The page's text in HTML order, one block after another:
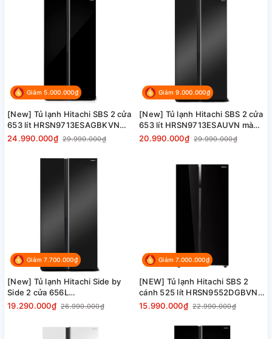
Giảm 5.000.000₫
[New] Tủ lạnh Hitachi SBS 2 cửa
653 lít HRSN9713ESAGBKVN
màu kính đen, đá tự động giá tốt
24.990.000₫ 29.990.000₫
Giảm 9.000.000₫
[New] Tủ lạnh Hitachi SBS 2 cửa
653 lít HRSN9713ESAUVN màu
đen Sapphire, đá tự động giá tốt
20.990.000₫ 29.990.000₫
Giảm 7.700.000₫
[New] Tủ lạnh Hitachi Side by
Side 2 cửa 656L
HRSN9713ESUVN màu đen ánh
19.290.000₫ 26.990.000₫
Giảm 7.000.000₫
[NEW] Tủ lạnh Hitachi SBS 2
cánh 525 lít HRSN9552DGBVN
màu kính đen, giá tốt
15.990.000₫ 22.990.000₫